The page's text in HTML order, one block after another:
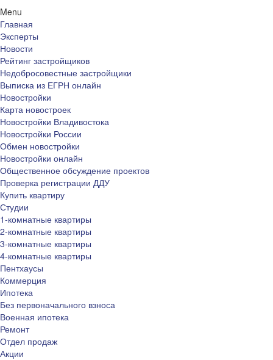
Menu
Главная
Эксперты
Новости
Рейтинг застройщиков
Недобросовестные застройщики
Выписка из ЕГРН онлайн
Новостройки
Карта новостроек
Новостройки Владивостока
Новостройки России
Обмен новостройки
Новостройки онлайн
Общественное обсуждение проектов
Проверка регистрации ДДУ
Купить квартиру
Студии
1-комнатные квартиры
2-комнатные квартиры
3-комнатные квартиры
4-комнатные квартиры
Пентхаусы
Коммерция
Ипотека
Без первоначального взноса
Военная ипотека
Ремонт
Отдел продаж
Акции